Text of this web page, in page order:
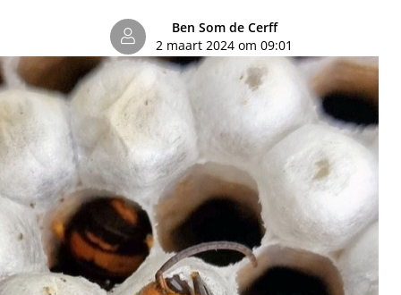
Ben Som de Cerff
2 maart 2024 om 09:01